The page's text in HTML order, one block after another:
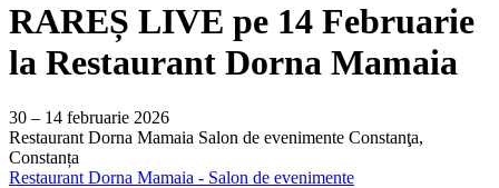
RAREȘ LIVE pe 14 Februarie
la Restaurant Dorna Mamaia
30 – 14 februarie 2026
Restaurant Dorna Mamaia Salon de evenimente Constanţa,
Constanța
Restaurant Dorna Mamaia - Salon de evenimente